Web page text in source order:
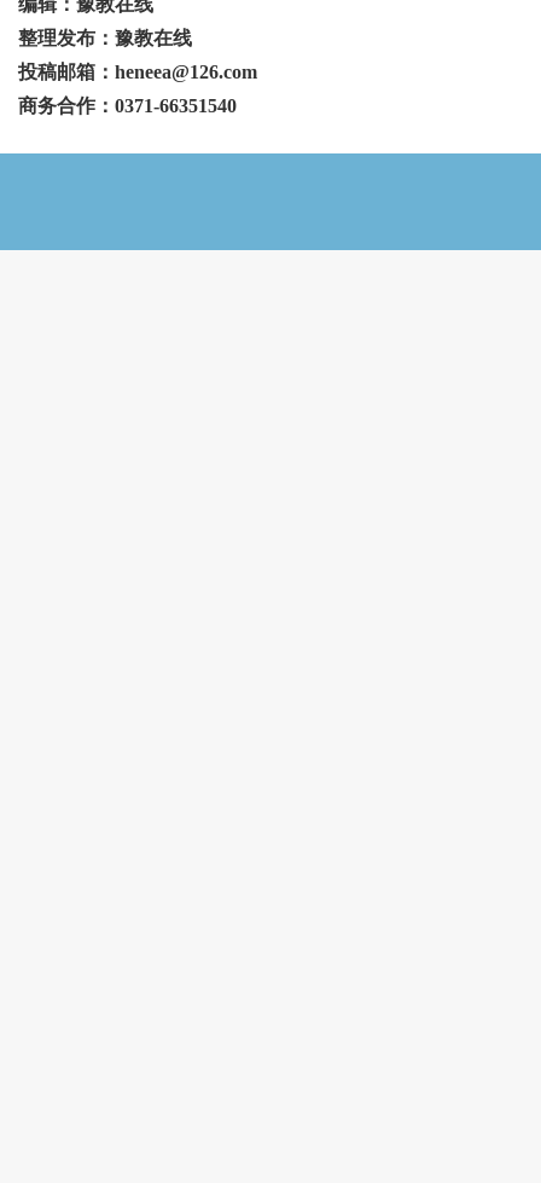
编辑：豫教在线
整理发布：豫教在线
投稿邮箱：heneea@126.com
商务合作：0371-66351540